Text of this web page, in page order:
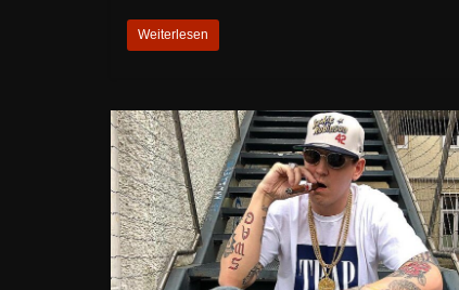
Weiterlesen